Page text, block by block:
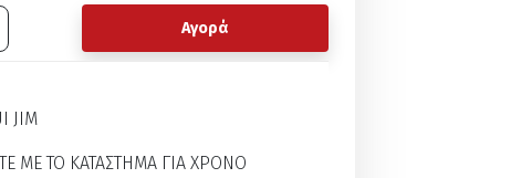
Αγορά
JIM
ΜΕ ΤΟ ΚΑΤΑΣΤΗΜΑ ΓΙΑ ΧΡΟΝΟ